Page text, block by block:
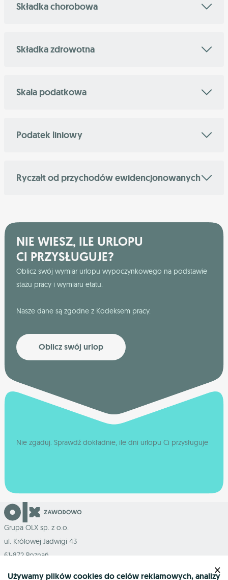
Składka chorobowa
Składka zdrowotna
Skala podatkowa
Podatek liniowy
Ryczałt od przychodów ewidencjonowanych
NIE WIESZ, ILE URLOPU
CI PRZYSŁUGUJE?
Oblicz swój wymiar urlopu wypoczynkowego na podstawie
stażu pracy i wymiaru etatu.
Nasze dane są zgodne z Kodeksem pracy.
Oblicz swój urlop
Nie zgaduj. Sprawdź dokładnie, ile dni urlopu Ci przysługuje
Grupa OLX sp. z o.o.
ul. Królowej Jadwigi 43
61-872 Poznań
Używamy plików cookies do celów reklamowych, analizy
×